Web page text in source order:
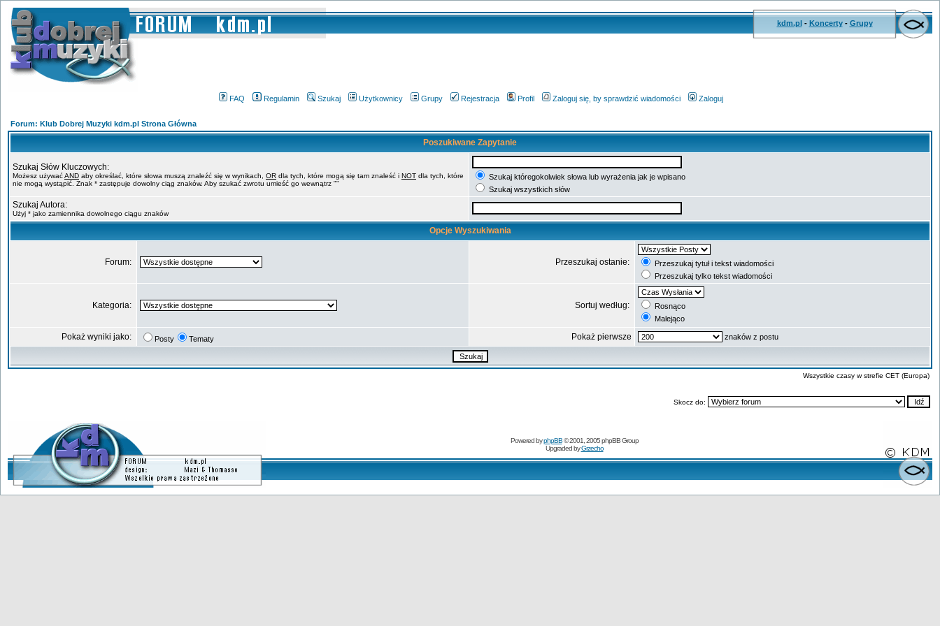
kdm.pl- Koncerty- Grupy
FAQ Regulamin Szukaj Użytkownicy Grupy Rejestracja Profil Zaloguj się, by sprawdzić wiadomości Zaloguj
Forum: Klub Dobrej Muzyki kdm.pl Strona Główna
Poszukiwane Zapytanie
Szukaj Słów Kluczowych:
Możesz używaćAND aby określać, które słowa muszą znaleźć się w wynikach, OR dla tych, które mogą się tam znaleść i NOT dla tych, które
nie mogą wystąpić. Znak * zastępuje dowolny ciąg znaków. Aby szukać zwrotu umieść go wewnątrz ""
Szukaj któregokolwiek słowa lub wyrażenia jak je wpisano
Szukaj wszystkich słów
Szukaj Autora:
Użyj * jako zamiennika dowolnego ciągu znaków
Opcje Wyszukiwania
Forum: Przeszukaj ostanie:
Przeszukaj tytuł i tekst wiadomości
Przeszukaj tylko tekst wiadomości
Kategoria: Sortuj według:
Rosnąco
Malejąco
Pokaż wyniki jako: Posty Tematy Pokaż pierwsze znaków z postu
Wszystkie czasy w strefie CET (Europa)
Skocz do:
Powered byphpBB© 2001, 2005 phpBB Group
Upgraded byGrzecho